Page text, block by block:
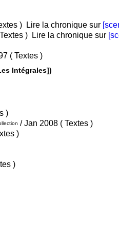
1993 ( Textes ) Lire la chronique sur
/ Mar 1995 ( Textes ) Lire la chronique sur
/ Sep 1997 ( Textes )
- Collection [Les Intégrales])
)
/ Jan 2008 ( Textes )
( Textes )
( Textes )